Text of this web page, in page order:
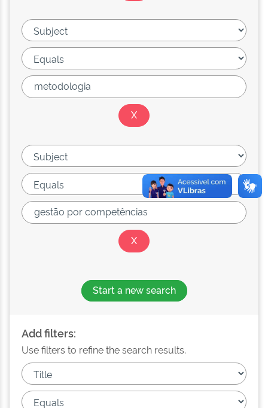
Start a new search
Add filters:
Use filters to refine the search results.